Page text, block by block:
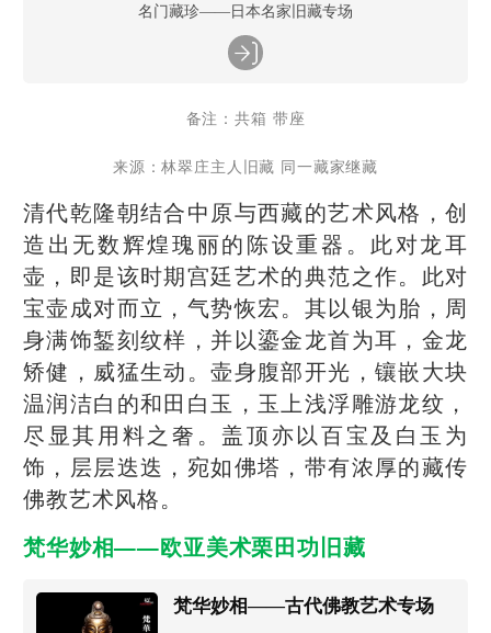
名门藏珍——日本名家旧藏专场
备注：共箱 带座
来源：林翠庄主人旧藏 同一藏家继藏
清代乾隆朝结合中原与西藏的艺术风格，创
造出无数辉煌瑰丽的陈设重器。此对龙耳
壶，即是该时期宫廷艺术的典范之作。此对
宝壶成对而立，气势恢宏。其以银为胎，周
身满饰錾刻纹样，并以鎏金龙首为耳，金龙
矫健，威猛生动。壶身腹部开光，镶嵌大块
温润洁白的和田白玉，玉上浅浮雕游龙纹，
尽显其用料之奢。盖顶亦以百宝及白玉为
饰，层层迭迭，宛如佛塔，带有浓厚的藏传
佛教艺术风格。
梵华妙相——欧亚美术栗田功旧藏
梵华妙相——古代佛教艺术专场